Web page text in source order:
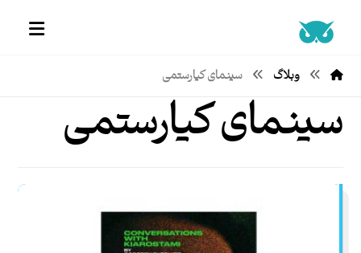
وبلاگ سینمای کیارستمی
سینمای کیارستمی